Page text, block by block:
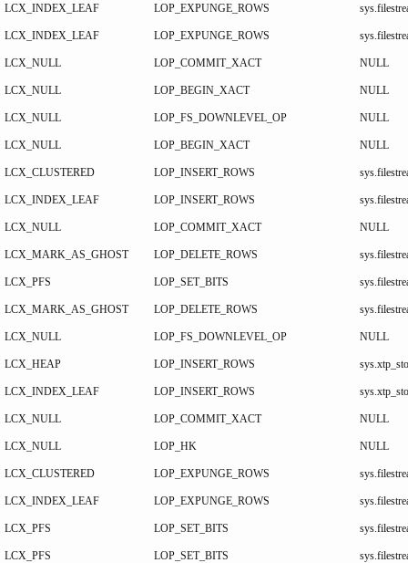
LCX_INDEX_LEAF LOP_EXPUNGE_ROWS
LCX_INDEX_LEAF LOP_EXPUNGE_ROWS
LCX_NULL LOP_COMMIT_XACT NULL
LCX_NULL LOP_BEGIN_XACT NULL
LCX_NULL LOP_FS_DOWNLEVEL_OP NULL
LCX_NULL LOP_BEGIN_XACT NULL
LCX_CLUSTERED LOP_INSERT_ROWS
LCX_INDEX_LEAF LOP_INSERT_ROWS
LCX_NULL LOP_COMMIT_XACT NULL
LCX_MARK_AS_GHOST LOP_DELETE_ROWS
LCX_PFS LOP_SET_BITS
LCX_MARK_AS_GHOST LOP_DELETE_ROWS
LCX_NULL LOP_FS_DOWNLEVEL_OP NULL
LCX_HEAP LOP_INSERT_ROWS
LCX_INDEX_LEAF LOP_INSERT_ROWS
LCX_NULL LOP_COMMIT_XACT NULL
LCX_NULL LOP_HK NULL
LCX_CLUSTERED LOP_EXPUNGE_ROWS
LCX_INDEX_LEAF LOP_EXPUNGE_ROWS
LCX_PFS LOP_SET_BITS
LCX_PFS LOP_SET_BITS